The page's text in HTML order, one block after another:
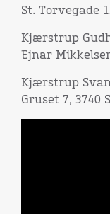
St. Torvegade
Kjærstrup
Ejnar
Kjærstrup
Gruset 7, 3740